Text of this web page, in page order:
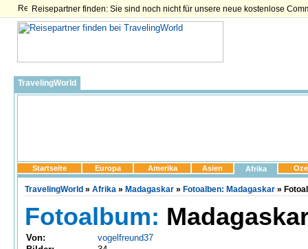
Reisepartner finden: Sie sind noch nicht für unsere neue kostenlose
TravelingWorld
Startseite Europa Amerika Asien Afrika
TravelingWorld » Afrika » Madagaskar » Fotoalben: Madagaskar »
Fotoalbum:
Von:
vogelfreund37